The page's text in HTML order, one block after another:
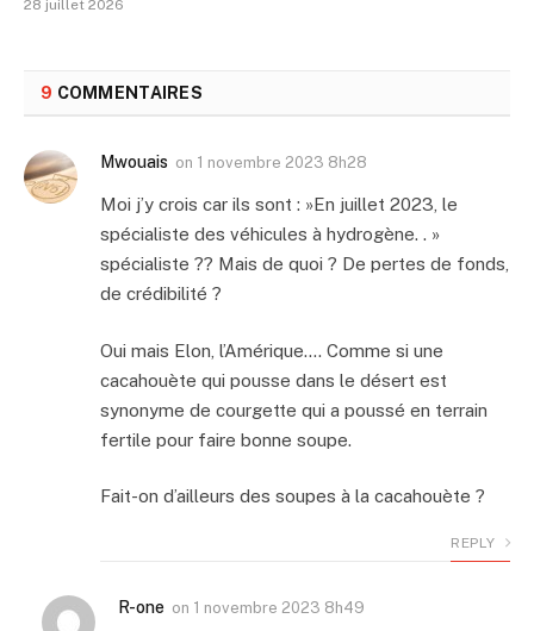
28 juillet 2026
9 COMMENTAIRES
Mwouais on 1 novembre 2023 8h28
Moi j’y crois car ils sont : »En juillet 2023, le
spécialiste des véhicules à hydrogène. . »
spécialiste ?? Mais de quoi ? De pertes de fonds,
de crédibilité ?
Oui mais Elon, l’Amérique…. Comme si une
cacahouète qui pousse dans le désert est
synonyme de courgette qui a poussé en terrain
fertile pour faire bonne soupe.
Fait-on d’ailleurs des soupes à la cacahouète ?
REPLY
R-one on 1 novembre 2023 8h49